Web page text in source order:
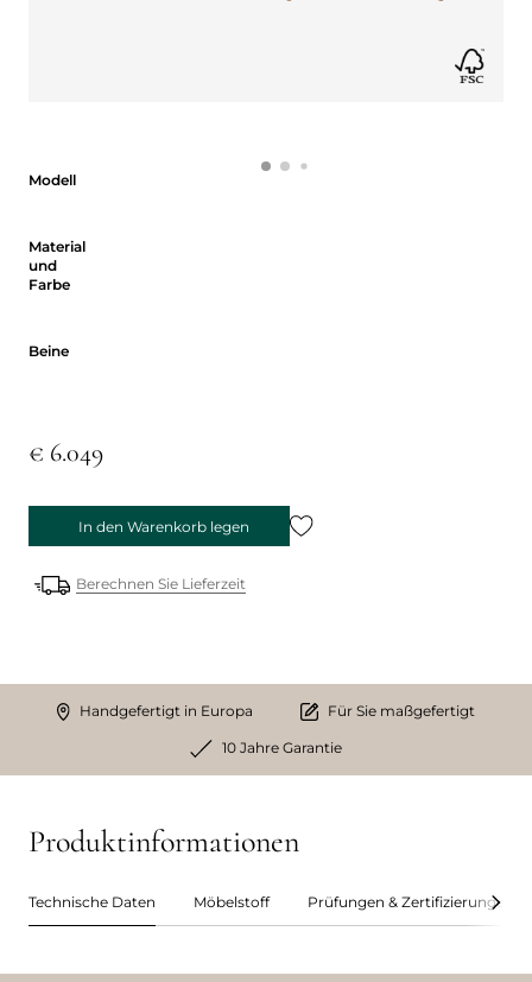
Modell
Material
und
Farbe
Beine
€ 6.049
In den Warenkorb legen
Berechnen Sie Lieferzeit
Handgefertigt in Europa Für Sie maßgefertigt
10 Jahre Garantie
Produktinformationen
Technische Daten Möbelstoff Prüfungen & Zertifizierungen